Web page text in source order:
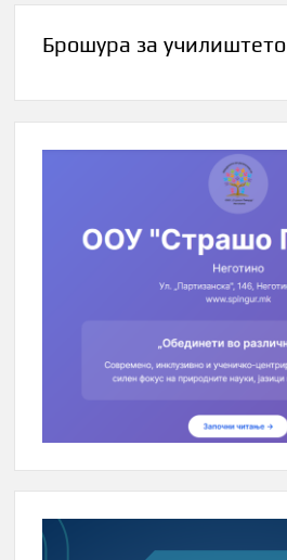
Брошура за училиштето